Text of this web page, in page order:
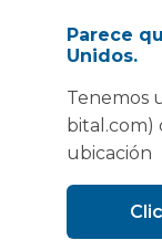
afecta
la atención
presión
existente,
trabajo más
Vanguard
abordar
Parece
Unidos.
Tenemos
bital.com)
ubicación